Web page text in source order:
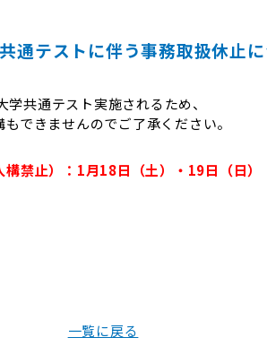
通テストに伴う事務取扱休止に
共通テスト実施されるため、
できませんのでご了承ください。
禁止）：1月18日（土）・19日（日）
一覧に戻る